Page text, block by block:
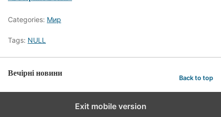
Categories: Мир
Tags: NULL
Вечірні новини Back to top
Exit mobile version